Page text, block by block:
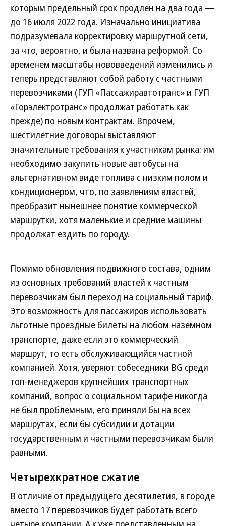
которым предельный срок продлен на два года —
до 16 июля 2022 года. Изначально инициатива
подразумевала корректировку маршрутной сети,
за что, вероятно, и была названа реформой. Со
временем масштабы нововведений изменились и
теперь представляют собой работу с частными
перевозчиками (ГУП «Пассажиравтотранс» и ГУП
«Горэлектротранс» продолжат работать как
прежде) по новым контрактам. Впрочем,
шестилетние договоры выставляют
значительные требования к участникам рынка: им
необходимо закупить новые автобусы на
альтернативном виде топлива с низким полом и
кондиционером, что, по заявлениям властей,
преобразит нынешнее понятие коммерческой
маршрутки, хотя маленькие и средние машины
продолжат ездить по городу.
Помимо обновления подвижного состава, одним
из основных требований властей к частным
перевозчикам был переход на социальный тариф.
Это возможность для пассажиров использовать
льготные проездные билеты на любом наземном
транспорте, даже если это коммерческий
маршрут, то есть обслуживающийся частной
компанией. Хотя, уверяют собеседники BG среди
топ-менеджеров крупнейших транспортных
компаний, вопрос о социальном тарифе никогда
не был проблемным, его приняли бы на всех
маршрутах, если бы субсидии и дотации
государственным и частными перевозчикам были
равными.
Четырехкратное сжатие
В отличие от предыдущего десятилетия, в городе
вместо 17 перевозчиков будет работать всего